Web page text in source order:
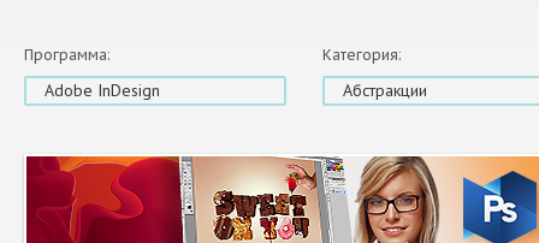
Программа:
Adobe InDesign
Категория:
Абстракции